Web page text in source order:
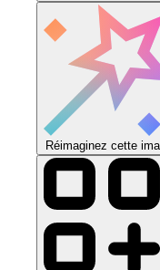
Réimaginez cette